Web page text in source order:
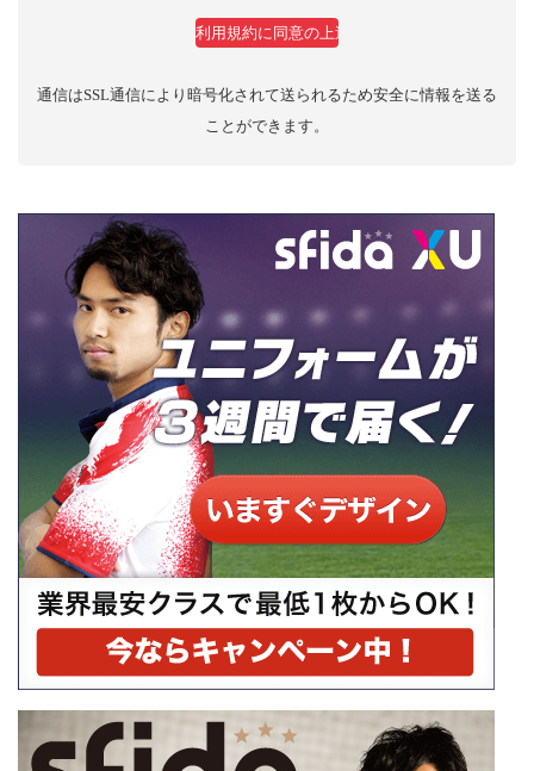
通信はSSL通信により暗号化されて送られるため安全に情報を送る
ことができます。